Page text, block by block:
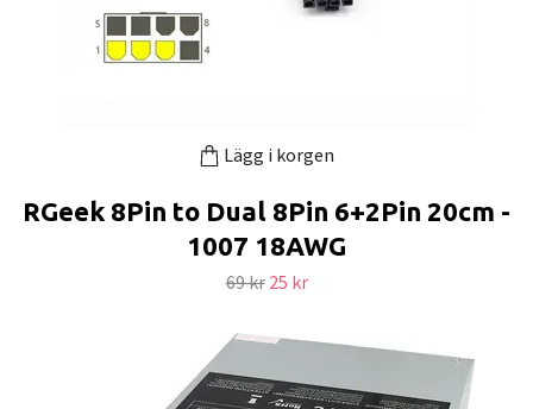
Lägg i korgen
RGeek 8Pin to Dual 8Pin 6+2Pin 20cm -
1007 18AWG
69 kr 25 kr